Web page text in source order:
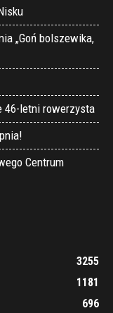
„Goń bolszewika,
46-letni rowerzysta
Centrum
3255
1181
696